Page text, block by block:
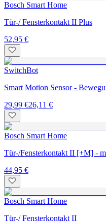
Bosch Smart Home
Tür-/ Fensterkontakt II Plus
52,95 €
SwitchBot
Smart Motion Sensor -
29,99 €26,11 €
Bosch Smart Home
Tür-/Fensterkontakt II [+M] -
44,95 €
Bosch Smart Home
Tür-/ Fensterkontakt II